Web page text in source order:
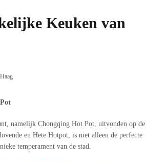
Keuken van
namelijk Chongqing Hot Pot, uitvonden op de
en Hete Hotpot, is niet alleen de perfecte
temperament van de stad.